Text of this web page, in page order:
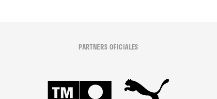
PARTNERS OFICIALES